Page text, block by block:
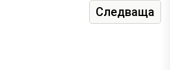
Следваща